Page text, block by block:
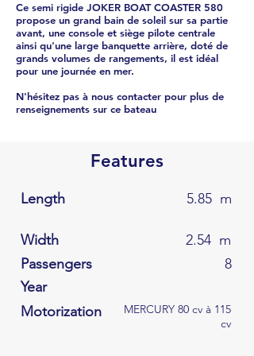
Ce semi rigide JOKER BOAT COASTER 580
propose un grand bain de soleil sur sa partie
avant, une console et siège pilote centrale
ainsi qu'une large banquette arrière, doté de
grands volumes de rangements, il est idéal
pour une journée en mer.
N'hésitez pas à nous contacter pour plus de
renseignements sur ce bateau
Features
Length 5.85 m
Width 2.54 m
Passengers
8
Year
Motorization
MERCURY 80 cv à 115
cv